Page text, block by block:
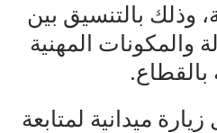
وذلك بالتنسيق بين
والمكونات المهنية
بالقطاع.
ميدانية لمتابعة